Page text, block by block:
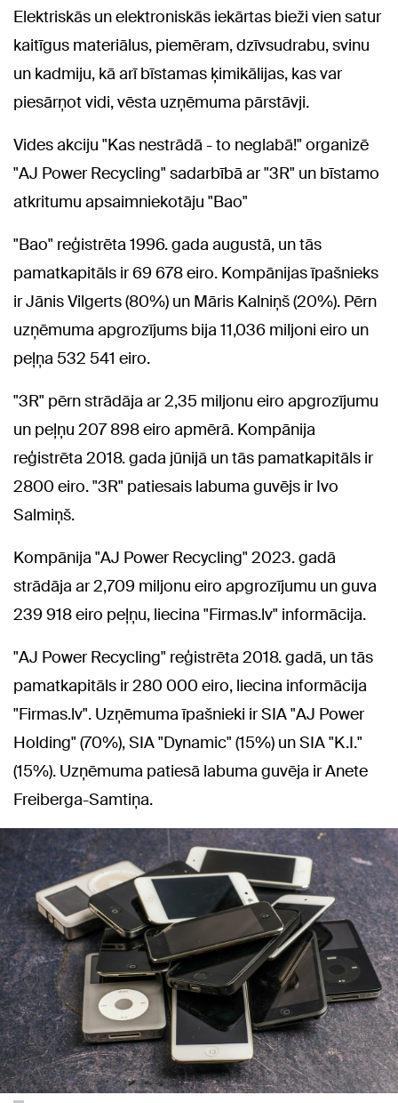
Elektriskās un elektroniskās iekārtas bieži vien satur
kaitīgus materiālus, piemēram, dzīvsudrabu, svinu
un kadmiju, kā arī bīstamas ķimikālijas, kas var
piesārņot vidi, vēsta uzņēmuma pārstāvji.
Vides akciju "Kas nestrādā - to neglabā!" organizē
"AJ Power Recycling" sadarbībā ar "3R" un bīstamo
atkritumu apsaimniekotāju "Bao"
"Bao" reģistrēta 1996. gada augustā, un tās
pamatkapitāls ir 69 678 eiro. Kompānijas īpašnieks
ir Jānis Vilgerts (80%) un Māris Kalniņš (20%). Pērn
uzņēmuma apgrozījums bija 11,036 miljoni eiro un
peļņa 532 541 eiro.
"3R" pērn strādāja ar 2,35 miljonu eiro apgrozījumu
un peļņu 207 898 eiro apmērā. Kompānija
reģistrēta 2018. gada jūnijā un tās pamatkapitāls ir
2800 eiro. "3R" patiesais labuma guvējs ir Ivo
Salmiņš.
Kompānija "AJ Power Recycling" 2023. gadā
strādāja ar 2,709 miljonu eiro apgrozījumu un guva
239 918 eiro peļņu, liecina "Firmas.lv" informācija.
"AJ Power Recycling" reģistrēta 2018. gadā, un tās
pamatkapitāls ir 280 000 eiro, liecina informācija
"Firmas.lv". Uzņēmuma īpašnieki ir SIA "AJ Power
Holding" (70%), SIA "Dynamic" (15%) un SIA "K.I."
(15%). Uzņēmuma patiesā labuma guvēja ir Anete
Freiberga-Samtiņa.